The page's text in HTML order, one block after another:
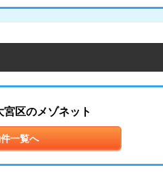
宮区のメゾネット
一覧へ